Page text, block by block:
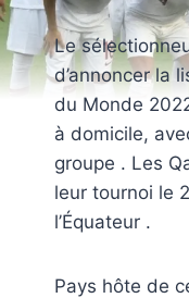
Le
d’annoncer la
du Monde
à domicile,
groupe . Les
leur tournoi le
l’Équateur .
Pays hôte de